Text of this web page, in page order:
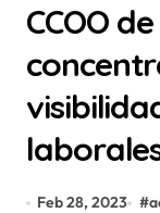
CCOO
Feb 28, 2023 #